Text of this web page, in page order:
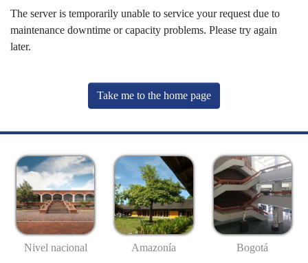
The server is temporarily unable to service your request due to
maintenance downtime or capacity problems. Please try again
later.
Take me to the home page
Nivel nacional Amazonía Bogotá